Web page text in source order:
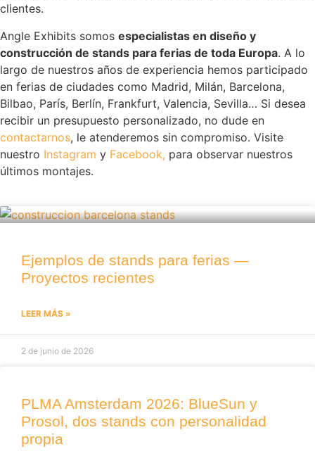
clientes.
Angle Exhibits somos especialistas en diseño y
construcción de stands para ferias de toda Europa. A lo
largo de nuestros años de experiencia hemos participado
en ferias de ciudades como Madrid, Milán, Barcelona,
Bilbao, París, Berlín, Frankfurt, Valencia, Sevilla… Si desea
recibir un presupuesto personalizado, no dude en
contactarnos, le atenderemos sin compromiso. Visite
nuestro Instagram y Facebook, para observar nuestros
últimos montajes.
Ejemplos de stands para ferias —
Proyectos recientes
LEER MÁS »
2 de junio de 2026
PLMA Amsterdam 2026: BlueSun y
Prosol, dos stands con personalidad
propia